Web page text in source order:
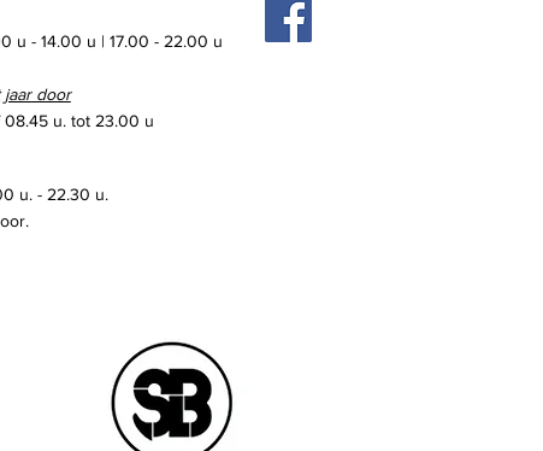
u - 14.00 u | 17.00 - 22.00 u
jaar door
08.45 u. tot 23.00 u
u. - 22.30 u.